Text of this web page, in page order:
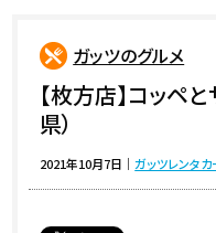
ガッツのグルメ
【枚方店】コッペ
県）
2021年10月7日 ｜ガッツレンタ